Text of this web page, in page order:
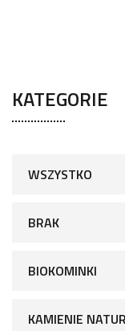
KATEGORIE
WSZYSTKO
BRAK
BIOKOMINKI
KAMIENIE